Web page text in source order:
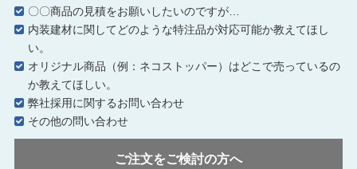
〇〇商品の見積をお願いしたいのですが…
内装建材に関してどのような特注品が対応可能か教えてほし
い。
オリジナル商品（例：ネコストッパー）はどこで売っているの
か教えてほしい。
弊社採用に関するお問い合わせ
その他の問い合わせ
ご注文をご検討の方へ